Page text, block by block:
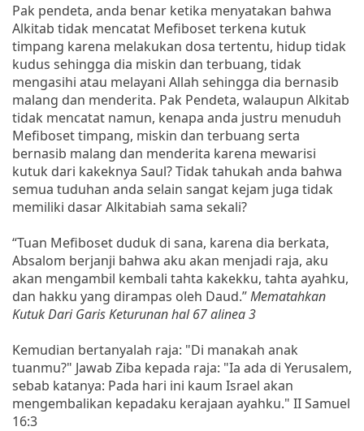
Pak pendeta, anda benar ketika menyatakan bahwa
Alkitab tidak mencatat Mefiboset terkena kutuk
timpang karena melakukan dosa tertentu, hidup tidak
kudus sehingga dia miskin dan terbuang, tidak
mengasihi atau melayani Allah sehingga dia bernasib
malang dan menderita. Pak Pendeta, walaupun Alkitab
tidak mencatat namun, kenapa anda justru menuduh
Mefiboset timpang, miskin dan terbuang serta
bernasib malang dan menderita karena mewarisi
kutuk dari kakeknya Saul? Tidak tahukah anda bahwa
semua tuduhan anda selain sangat kejam juga tidak
memiliki dasar Alkitabiah sama sekali?
“Tuan Mefiboset duduk di sana, karena dia berkata,
Absalom berjanji bahwa aku akan menjadi raja, aku
akan mengambil kembali tahta kakekku, tahta ayahku,
dan hakku yang dirampas oleh Daud.”Mematahkan
Kutuk Dari Garis Keturunan hal 67 alinea 3
Kemudian bertanyalah raja: "Di manakah anak
tuanmu?" Jawab Ziba kepada raja: "Ia ada di Yerusalem,
sebab katanya: Pada hari ini kaum Israel akan
mengembalikan kepadaku kerajaan ayahku." II Samuel
16:3